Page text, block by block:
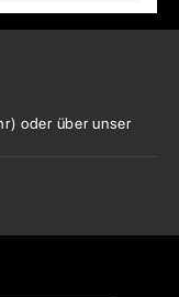
oder überunser